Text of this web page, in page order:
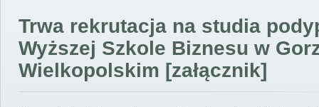
Trwa rekrutacja na studia
Wyższej Szkole Biznesu w
Wielkopolskim [załącznik]